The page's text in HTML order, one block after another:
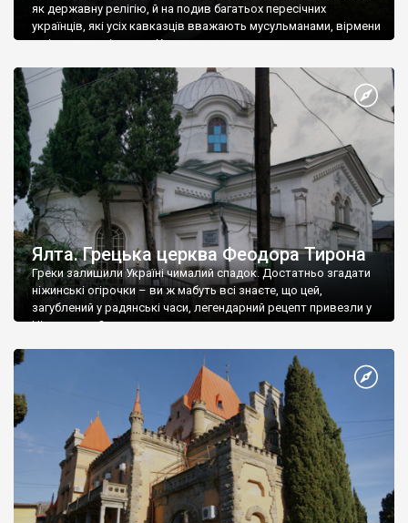
як державну релігію, й на подив багатьох пересічних
українців, які усіх кавказців вважають мусульманами, вірмени
є відданими вірянами Христа
Ялта. Грецька церква Феодора Тирона
Греки залишили Україні чималий спадок. Достатньо згадати
ніжинські огірочки – ви ж мабуть всі знаєте, що цей,
загублений у радянські часи, легендарний рецепт привезли у
Ніжин греки?